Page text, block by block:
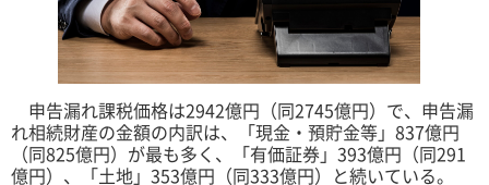
申告漏れ課税価格は2942億円（同2745億円）で、申告漏
れ相続財産の金額の内訳は、「現金・預貯金等」837億円
（同825億円）が最も多く、「有価証券」393億円（同291
億円）、「土地」353億円（同333億円）と続いている。